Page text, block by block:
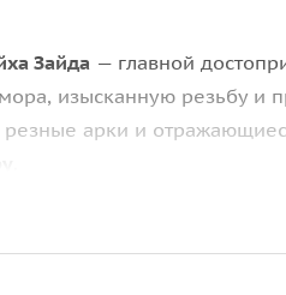
Зайда — главной
изысканную резьбу и
арки и